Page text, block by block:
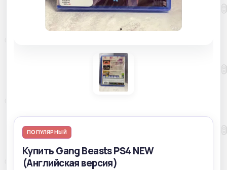
ПОПУЛЯРНЫЙ
Купить Gang Beasts PS4 NEW
(Английская версия)